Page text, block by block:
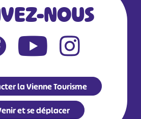
NOUS
la Vienne Tourisme
et se déplacer